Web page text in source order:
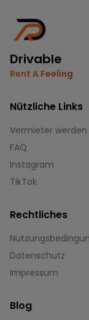
Drivable
Rent A Feeling
Nützliche Links
Vermieter werden
FAQ
Instagram
TikTok
Rechtliches
Datenschutz
Impressum
Blog